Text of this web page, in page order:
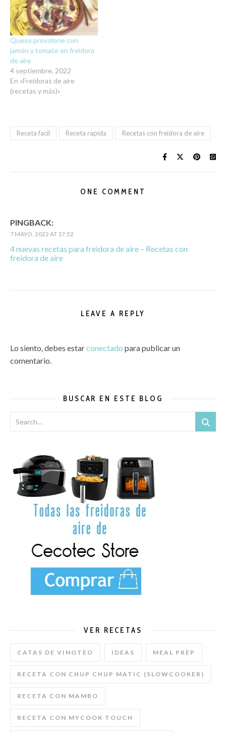
Queso provolone con
jamón y tomate en freidora
de aire
4 septiembre, 2022
En «Freidoras de aire
(recetas y más)»
Receta facil Receta rapida Recetas con freidora de aire
ONE COMMENT
PINGBACK:
7 MAYO, 2022 AT 17:52
4 nuevas recetas para freidora de aire – Recetas con
freidora de aire
LEAVE A REPLY
Lo siento, debes estarconectado para publicar un
comentario.
BUSCAR EN ESTE BLOG
VER RECETAS
CATAS DE VINOTEO IDEAS MEAL PREP
RECETA CON CHUP CHUP MATIC (SLOWCOOKER)
RECETA CON MAMBO
RECETA CON MYCOOK TOUCH